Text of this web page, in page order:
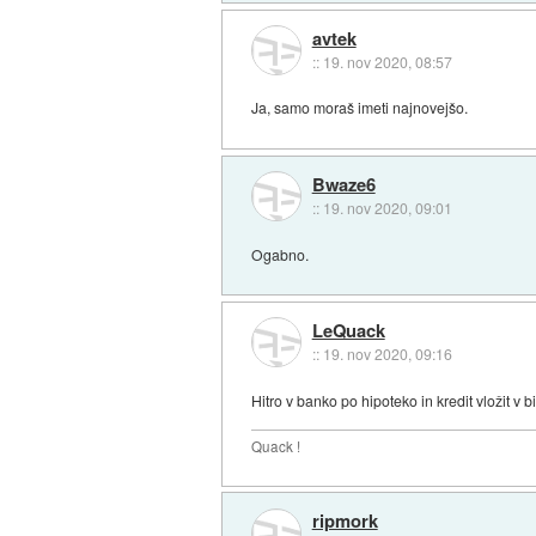
avtek
:: 19. nov 2020, 08:57
Ja, samo moraš imeti najnovejšo.
Bwaze6
:: 19. nov 2020, 09:01
Ogabno.
LeQuack
:: 19. nov 2020, 09:16
Hitro v banko po hipoteko in kredit vložit v
Quack !
ripmork